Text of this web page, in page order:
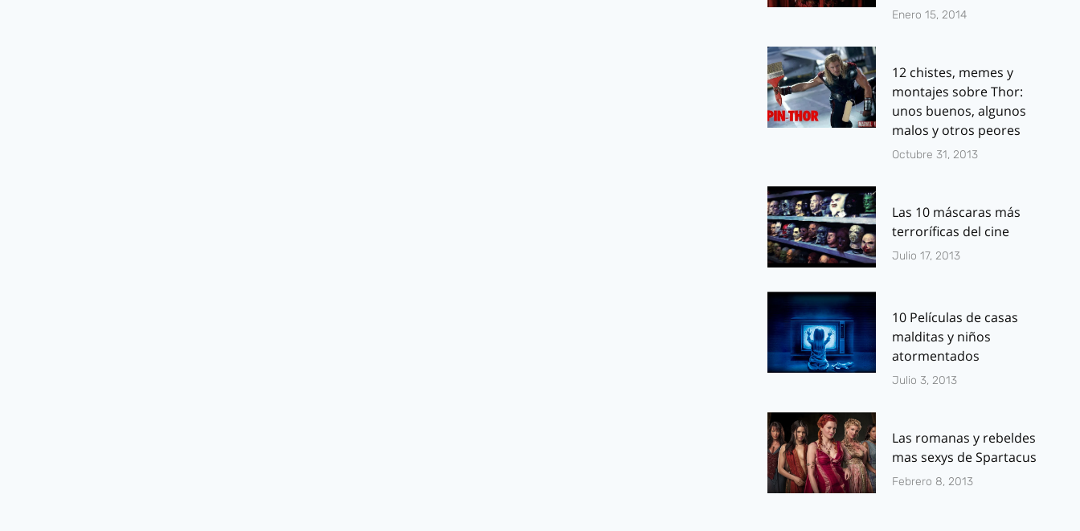
Enero 15, 2014
12 chistes, memes y
montajes sobre Thor:
unos buenos, algunos
malos y otros peores
Octubre 31, 2013
Las 10 máscaras más
terroríficas del cine
Julio 17, 2013
10 Películas de casas
malditas y niños
atormentados
Julio 3, 2013
Las romanas y rebeldes
mas sexys de Spartacus
Febrero 8, 2013